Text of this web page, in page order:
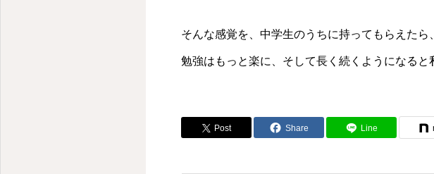
そんな感覚を、中学生のうちに持ってもらえたら、
勉強はもっと楽に、そして長く続くようになると
Post Share Line